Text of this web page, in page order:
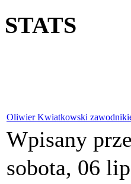
STATS
Oliwier Kwiatkowski
Wpisany
sobota, 06